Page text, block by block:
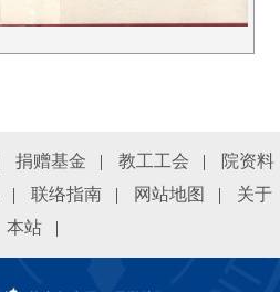
捐赠基金 | 教工工会 |
院资料
| 联络指南 | 网站地图 |
关于
本站
|